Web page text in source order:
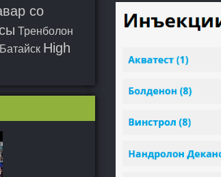
со
Тренболон
High